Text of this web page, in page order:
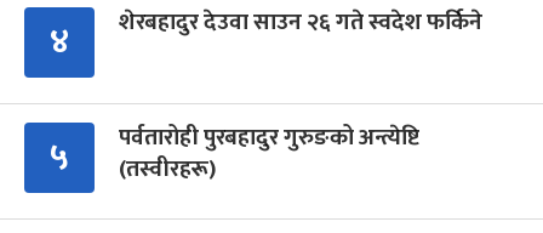
४ शेरबहादुर देउवा साउन २६ गते स्वदेश फर्किने
५
पर्वतारोही पुरबहादुर गुरुङको अन्त्येष्टि
(तस्वीरहरू)